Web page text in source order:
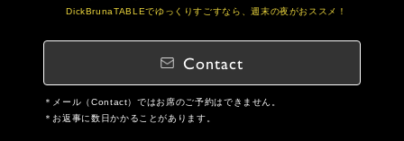
DickBrunaTABLEでゆっくりすごすなら、週末の夜がおススメ！
Contact
メール（Contact）ではお席のご予約はできません。
お返事に数日かかることがあります。